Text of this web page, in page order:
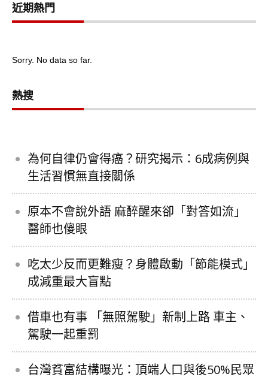
近期熱門
Sorry. No data so far.
熱搜
為何自律仍會得癌？研究揭示：6成病例與
生活習慣無直接關係
原本不會說外語 麻醉醒來卻「對答如流」
醫師也傻眼
吃太少反而更難瘦？身體啟動「節能模式」
成減重最大盲點
借車也有事 「無照駕駛」新制上路 車主、
駕駛一起重罰
台灣貧富結構曝光：頂端人口與後50%民眾